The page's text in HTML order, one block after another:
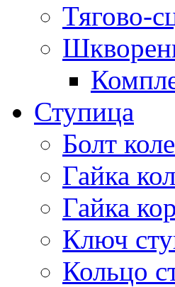
Тягово-
Ступица
Болт
Гайка
Гайка
Ключ
Кольцо